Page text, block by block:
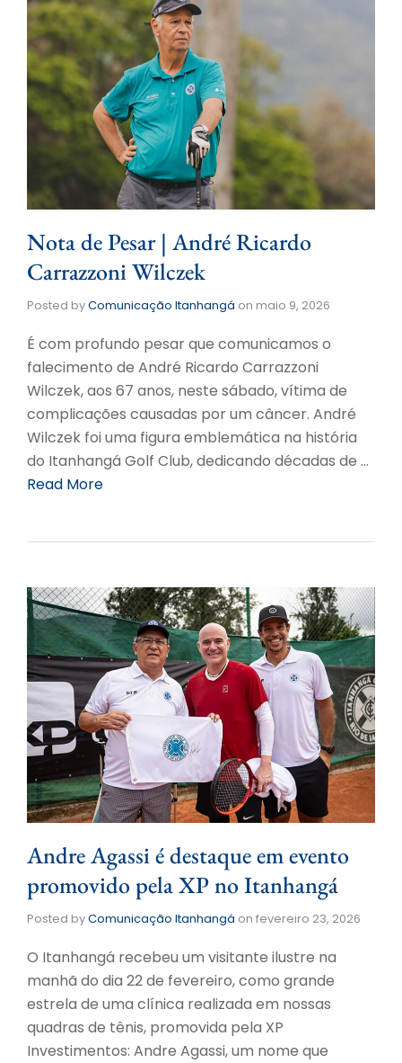
Nota de Pesar | André Ricardo
Carrazzoni Wilczek
Posted byComunicação Itanhangá on maio 9, 2026
É com profundo pesar que comunicamos o
falecimento de André Ricardo Carrazzoni
Wilczek, aos 67 anos, neste sábado, vítima de
complicações causadas por um câncer. André
Wilczek foi uma figura emblemática na história
do Itanhangá Golf Club, dedicando décadas de …
Read More
Andre Agassi é destaque em evento
promovido pela XP no Itanhangá
Posted byComunicação Itanhangá on fevereiro 23, 2026
O Itanhangá recebeu um visitante ilustre na
manhã do dia 22 de fevereiro, como grande
estrela de uma clínica realizada em nossas
quadras de tênis, promovida pela XP
Investimentos: Andre Agassi, um nome que